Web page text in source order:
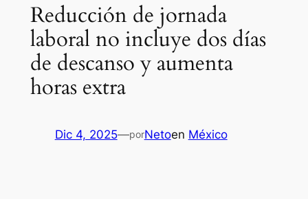
Reducción de jornada
laboral no incluye dos días
de descanso y aumenta
horas extra
Dic 4, 2025—porNetoen México